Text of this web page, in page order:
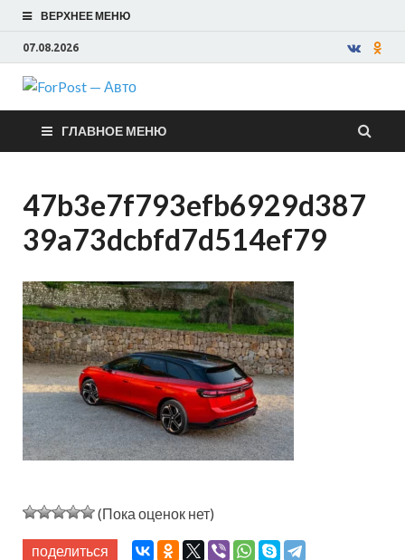
ВЕРХНЕЕ МЕНЮ
07.08.2026
ForPost —
Авто
ГЛАВНОЕ МЕНЮ
47b3e7f793efb6929d387
39a73dcbfd7d514ef79
(Пока оценок нет)
поделиться